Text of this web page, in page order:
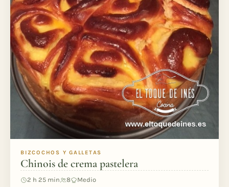
BIZCOCHOS Y GALLETAS
Chinois de crema pastelera
2 h 25 min 8 Medio